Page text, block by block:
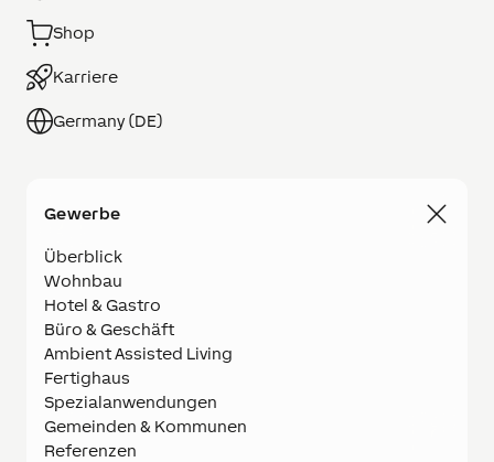
Shop
Karriere
Germany (DE)
Gewerbe
Überblick
Wohnbau
Hotel & Gastro
Büro & Geschäft
Ambient Assisted Living
Fertighaus
Spezialanwendungen
Gemeinden & Kommunen
Referenzen